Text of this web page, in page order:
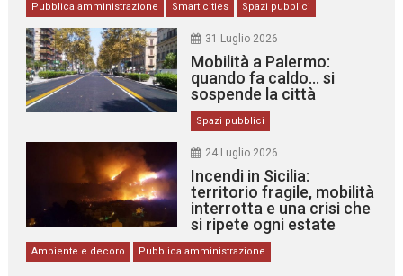
Pubblica amministrazione Smart cities Spazi pubblici
31 Luglio 2026
Mobilità a Palermo:
quando fa caldo… si
sospende la città
Spazi pubblici
24 Luglio 2026
Incendi in Sicilia:
territorio fragile, mobilità
interrotta e una crisi che
si ripete ogni estate
Ambiente e decoro Pubblica amministrazione